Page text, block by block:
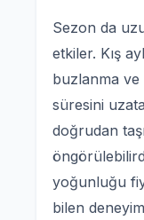
Sezon da
etkiler. Kış
buzlanma ve
süresini
doğrudan
yoğunluğu
bilen